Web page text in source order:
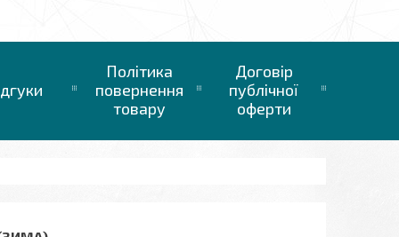
Політика
повернення
товару
Договір
публічної
оферти